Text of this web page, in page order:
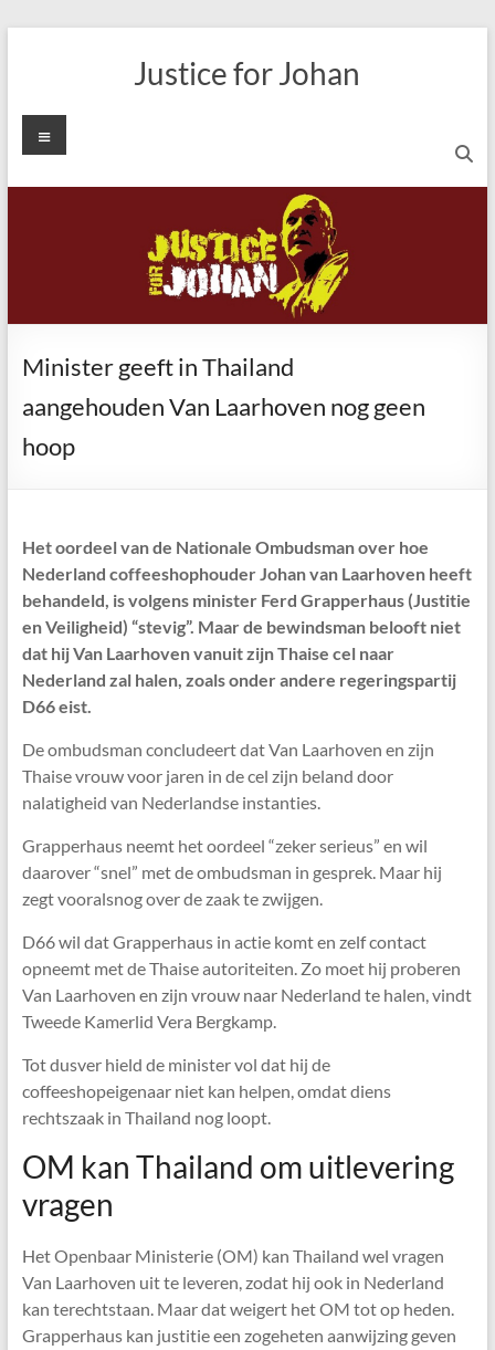
Justice for Johan
Menu
Minister geeft in Thailand
aangehouden Van Laarhoven nog geen
hoop
Het oordeel van de Nationale Ombudsman over hoe
Nederland coffeeshophouder Johan van Laarhoven heeft
behandeld, is volgens minister Ferd Grapperhaus (Justitie
en Veiligheid) “stevig”. Maar de bewindsman belooft niet
dat hij Van Laarhoven vanuit zijn Thaise cel naar
Nederland zal halen, zoals onder andere regeringspartij
D66 eist.
De ombudsman concludeert dat Van Laarhoven en zijn
Thaise vrouw voor jaren in de cel zijn beland door
nalatigheid van Nederlandse instanties.
Grapperhaus neemt het oordeel “zeker serieus” en wil
daarover “snel” met de ombudsman in gesprek. Maar hij
zegt vooralsnog over de zaak te zwijgen.
D66 wil dat Grapperhaus in actie komt en zelf contact
opneemt met de Thaise autoriteiten. Zo moet hij proberen
Van Laarhoven en zijn vrouw naar Nederland te halen, vindt
Tweede Kamerlid Vera Bergkamp.
Tot dusver hield de minister vol dat hij de
coffeeshopeigenaar niet kan helpen, omdat diens
rechtszaak in Thailand nog loopt.
OM kan Thailand om uitlevering
vragen
Het Openbaar Ministerie (OM) kan Thailand wel vragen
Van Laarhoven uit te leveren, zodat hij ook in Nederland
kan terechtstaan. Maar dat weigert het OM tot op heden.
Grapperhaus kan justitie een zogeheten aanwijzing geven